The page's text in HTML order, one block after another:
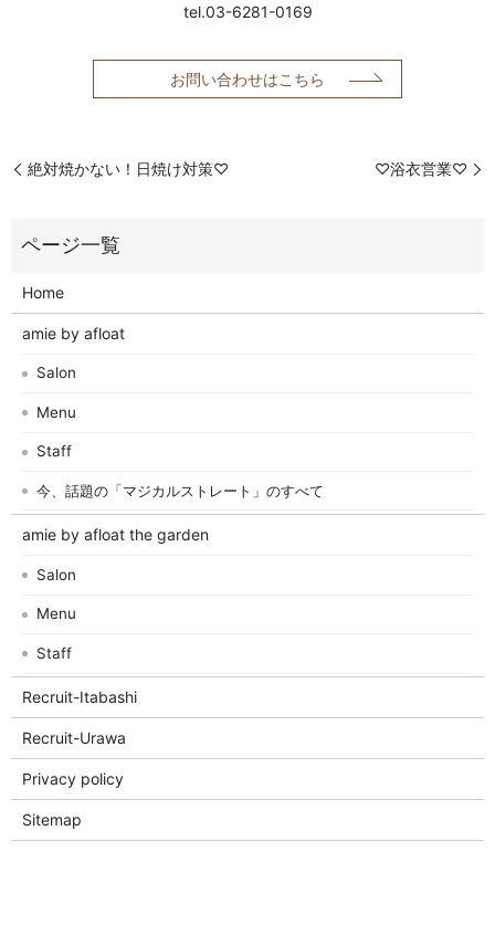
tel.03-6281-0169
お問い合わせはこちら
絶対焼かない！日焼け対策♡ ♡浴衣営業♡
Home
amie by afloat
Salon
Menu
Staff
今、話題の「マジカルストレート」のすべて
amie by afloat the garden
Salon
Menu
Staff
Recruit-Itabashi
Recruit-Urawa
Privacy policy
Sitemap